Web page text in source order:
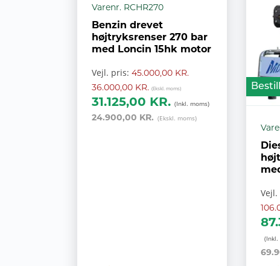
Varenr. RCHR270
Benzin drevet
højtryksrenser 270 bar
med Loncin 15hk motor
31.125,00 KR.
24.900,00 KR.
Vejl. pris: 45.000,00 KR.
36.000,00 KR.